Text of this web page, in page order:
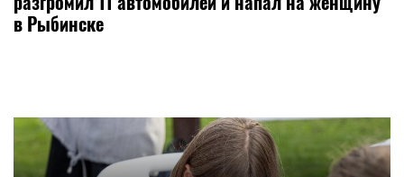
в Рыбинске